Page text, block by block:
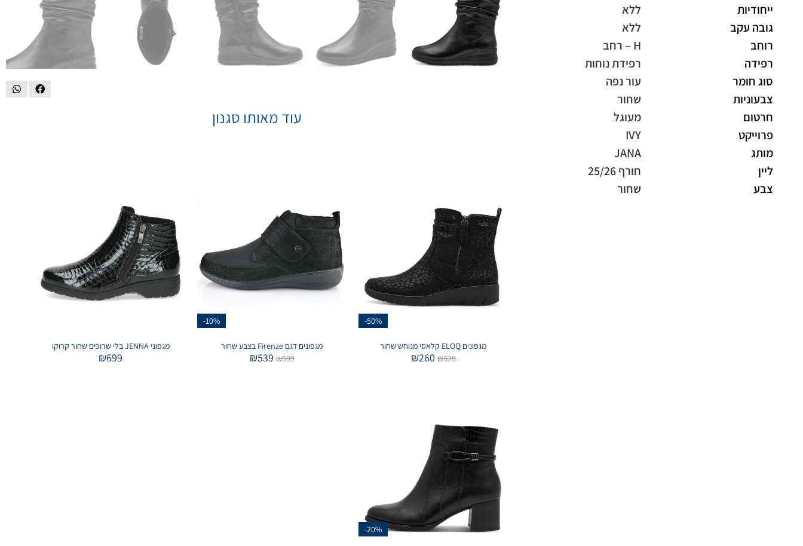
ייחודיות
ללא
גובה עקב
ללא
רוחב
H – רחב
רפידה
רפידת נוחות
סוג חומר
עור נפה
צבעוניות
שחור
חרטום
מעוגל
פרוייקט
IVY
מותג
JANA
ליין
חורף 25/26
צבע
שחור
עוד מאותו סגנון
-50%
מגפונים ELOQ קלאסי מנוחש שחור
₪520
₪260
-10%
מגפונים דגם Firenze בצבע שחור
₪599
₪539
מגפוני JENNA בלי שרוכים שחור קרוקו
₪699
-20%